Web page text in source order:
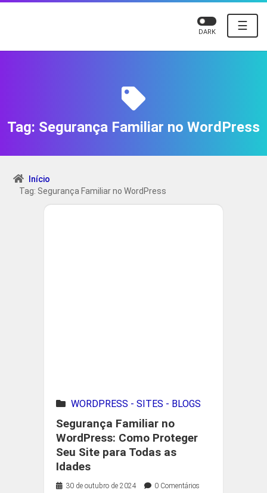
☰
DARK
Tag: Segurança Familiar no WordPress
Início
Tag: Segurança Familiar no WordPress
WORDPRESS - SITES - BLOGS
Segurança Familiar no
WordPress: Como Proteger
Seu Site para Todas as
Idades
30 de outubro de 2024
0 Comentários